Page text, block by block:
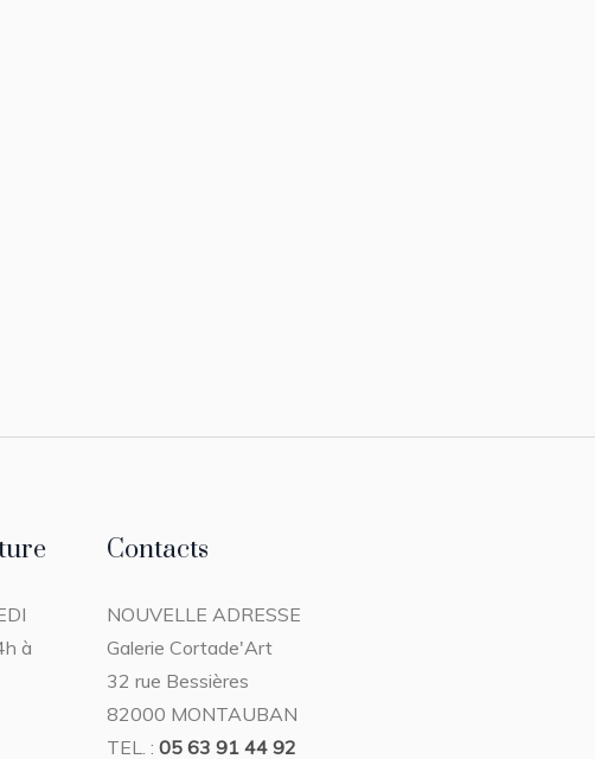
à
Contacts
NOUVELLE ADRESSE
Galerie Cortade'Art
32 rue Bessières
82000 MONTAUBAN
TEL. : 05 63 91 44 92